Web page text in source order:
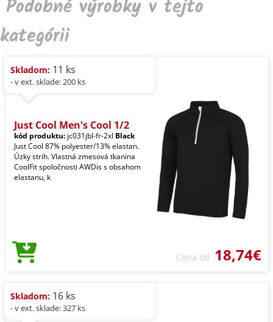
Podobné výrobky v tejto
kategórii
Skladom: 11 ks
- v ext. sklade: 200 ks
Just Cool Men's Cool 1/2
kód produktu: jc031jbl-fr-2xl Black
Just Cool 87% polyester/13% elastan.
Úzky strih. Vlastná zmesová tkanina
CoolFit spoločnosti AWDis s obsahom
elastanu, k
Cena od 18,74€
Skladom: 16 ks
- v ext. sklade: 327 ks